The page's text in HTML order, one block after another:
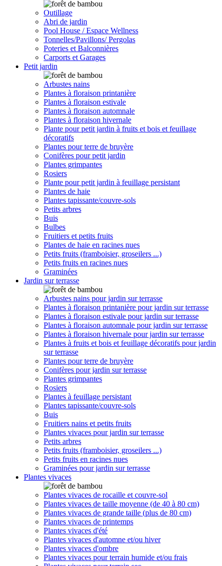
Outillage
Abri de jardin
Pool House / Espace Wellness
Tonnelles/Pavillons/ Pergolas
Poteries et Balconnières
Carports et Garages
Petit jardin
Arbustes nains
Plantes à floraison printanière
Plantes à floraison estivale
Plantes à floraison automnale
Plantes à floraison hivernale
Plante pour petit jardin à fruits et bois et feuillage
décoratifs
Plantes pour terre de bruyère
Conifères pour petit jardin
Plantes grimpantes
Rosiers
Plante pour petit jardin à feuillage persistant
Plantes de haie
Plantes tapissante/couvre-sols
Petits arbres
Buis
Bulbes
Fruitiers et petits fruits
Plantes de haie en racines nues
Petits fruits (framboisier, groseilers ...)
Petits fruits en racines nues
Graminées
Jardin sur terrasse
Arbustes nains pour jardin sur terrasse
Plantes à floraison printanière pour jardin sur terrasse
Plantes à floraison estivale pour jardin sur terrasse
Plantes à floraison automnale pour jardin sur terrasse
Plantes à floraison hivernale pour jardin sur terrasse
Plantes à fruits et bois et feuillage décoratifs pour jardin
sur terrasse
Plantes pour terre de bruyère
Conifères pour jardin sur terrasse
Plantes grimpantes
Rosiers
Plantes à feuillage persistant
Plantes tapissante/couvre-sols
Buis
Fruitiers nains et petits fruits
Plantes vivaces pour jardin sur terrasse
Petits arbres
Petits fruits (framboisier, groseilers ...)
Petits fruits en racines nues
Graminées pour jardin sur terrasse
Plantes vivaces
Plantes vivaces de rocaille et couvre-sol
Plantes vivaces de taille moyenne (de 40 à 80 cm)
Plantes vivaces de grande taille (plus de 80 cm)
Plantes vivaces de printemps
Plantes vivaces d'été
Plantes vivaces d'automne et/ou hiver
Plantes vivaces d'ombre
Plantes vivaces pour terrain humide et/ou frais